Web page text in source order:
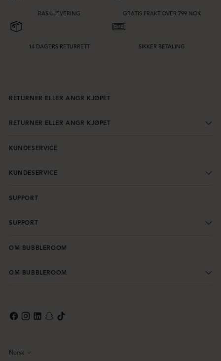
RASK LEVERING GRATIS FRAKT OVER 799 NOK
14 DAGERS RETURRETT SIKKER BETALING
RETURNER ELLER ANGR KJØPET
RETURNER ELLER ANGR KJØPET
KUNDESERVICE
KUNDESERVICE
SUPPORT
SUPPORT
OM BUBBLEROOM
OM BUBBLEROOM
Språk
Norsk